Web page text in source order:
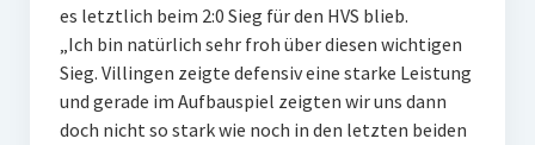
es letztlich beim 2:0 Sieg für den HVS blieb.
„Ich bin natürlich sehr froh über diesen wichtigen
Sieg. Villingen zeigte defensiv eine starke Leistung
und gerade im Aufbauspiel zeigten wir uns dann
doch nicht so stark wie noch in den letzten beiden